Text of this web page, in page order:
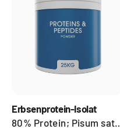
Erbsenprotein-Isolat